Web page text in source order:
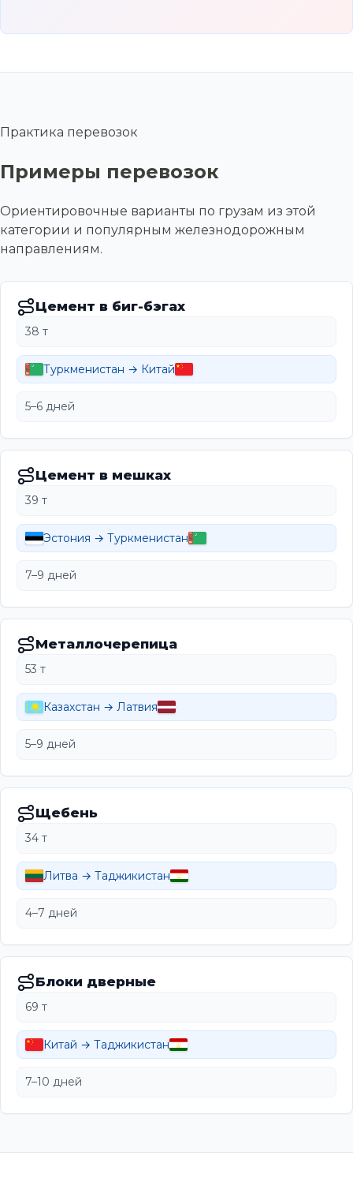
Практика перевозок
Примеры перевозок
Ориентировочные варианты по грузам из этой
категории и популярным железнодорожным
направлениям.
Цемент в биг-бэгах
38 т
Туркменистан → Китай
5–6 дней
Цемент в мешках
39 т
Эстония → Туркменистан
7–9 дней
Металлочерепица
53 т
Казахстан → Латвия
5–9 дней
Щебень
34 т
Литва → Таджикистан
4–7 дней
Блоки дверные
69 т
Китай → Таджикистан
7–10 дней